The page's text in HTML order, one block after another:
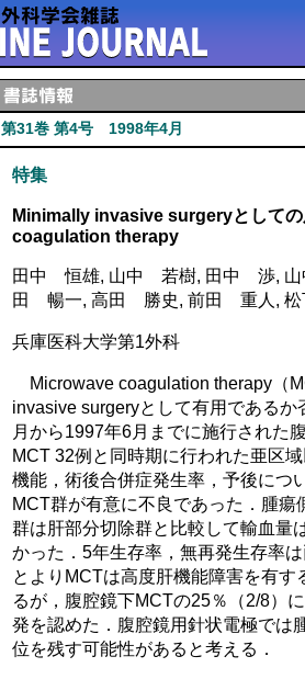
第31巻 第4号 1998年4月
特集
Minimally invasive surgeryとして
coagulation therapy
田中 恒雄, 山中 若樹, 田中 渉,
田 暢一, 高田 勝史, 前田 重人,
兵庫医科大学第1外科
Microwave coagulation therapy（
invasive surgeryとして有用である
月から1997年6月までに施行された
MCT 32例と同時期に行われた亜区
機能，術後合併症発生率，予後につ
MCT群が有意に不良であった．腫
群は肝部分切除群と比較して輸血量
かった．5年生存率，無再発生存率
とよりMCTは高度肝機能障害を有
るが，腹腔鏡下MCTの25％（2/8）
発を認めた．腹腔鏡用針状電極では
位を残す可能性があると考える．